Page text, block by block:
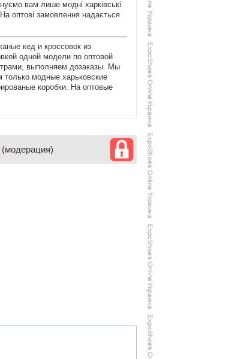
вам лише модні харківські
оптові замовлення надається
кед и кроссовок из
одной модели по оптовой
выполняем дозаказы. Мы
модные харьковские
коробки. На оптовые
(модерация)